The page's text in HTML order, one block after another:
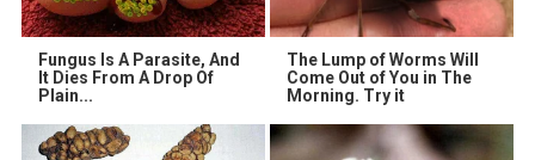
Fungus Is A Parasite, And
It Dies From A Drop Of
Plain...
The Lump of Worms Will
Come Out of You in The
Morning. Try it